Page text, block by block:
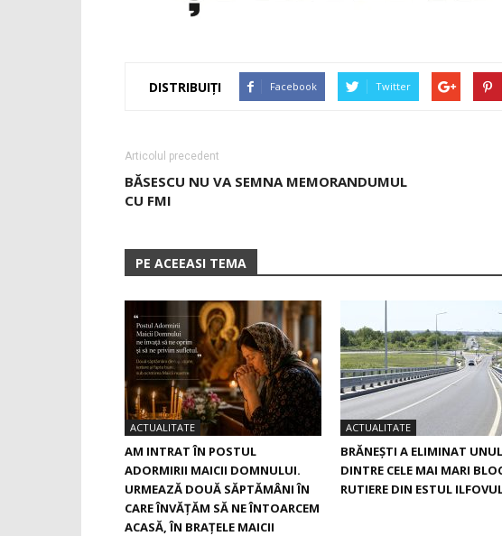
DISTRIBUIȚI Facebook Twitter
Articolul precedent
BĂSESCU NU VA SEMNA MEMORANDUMUL
CU FMI
PE ACEEASI TEMA
ACTUALITATE
AM INTRAT ÎN POSTUL
ADORMIRII MAICII DOMNULUI.
URMEAZĂ DOUĂ SĂPTĂMÂNI ÎN
CARE ÎNVĂŢĂM SĂ NE ÎNTOARCEM
ACASĂ, ÎN BRAŢELE MAICII
ACTUALITATE
BRĂNEȘTI A ELIMINAT UNUL
DINTRE CELE MAI MARI
RUTIERE DIN ESTUL